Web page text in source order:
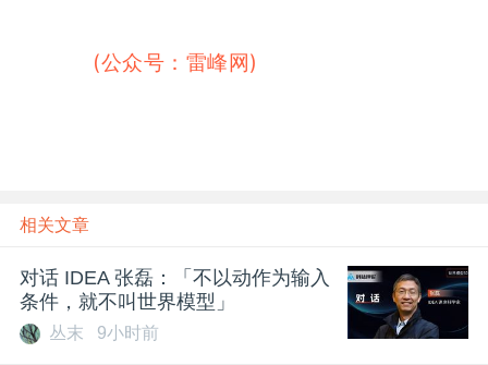
(公众号：雷峰网)
相关文章
对话 IDEA 张磊：「不以动作为输入
条件，就不叫世界模型」
丛末 9小时前